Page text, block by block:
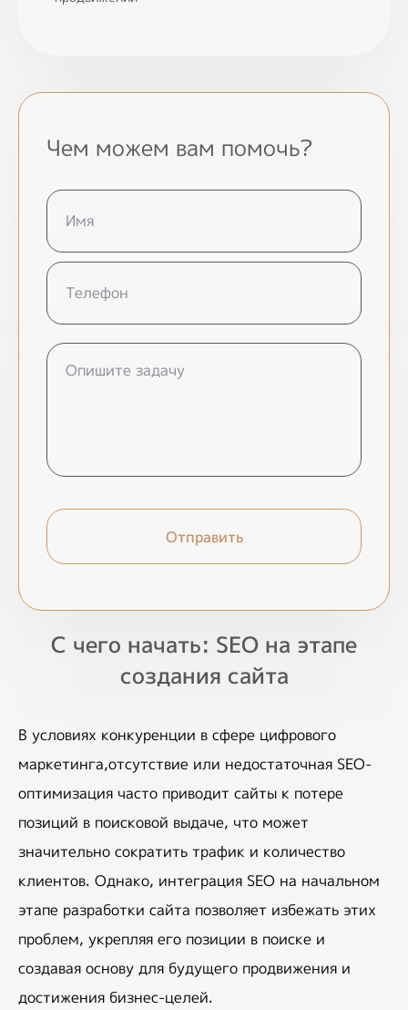
Чем можем вам помочь?
Отправить
С чего начать: SEO на этапе
создания сайта
В условиях конкуренции в сфере цифрового
маркетинга,отсутствие или недостаточная SEO-
оптимизация часто приводит сайты к потере
позиций в поисковой выдаче, что может
значительно сократить трафик и количество
клиентов. Однако, интеграция SEO на начальном
этапе разработки сайта позволяет избежать этих
проблем, укрепляя его позиции в поиске и
создавая основу для будущего продвижения и
достижения бизнес-целей.